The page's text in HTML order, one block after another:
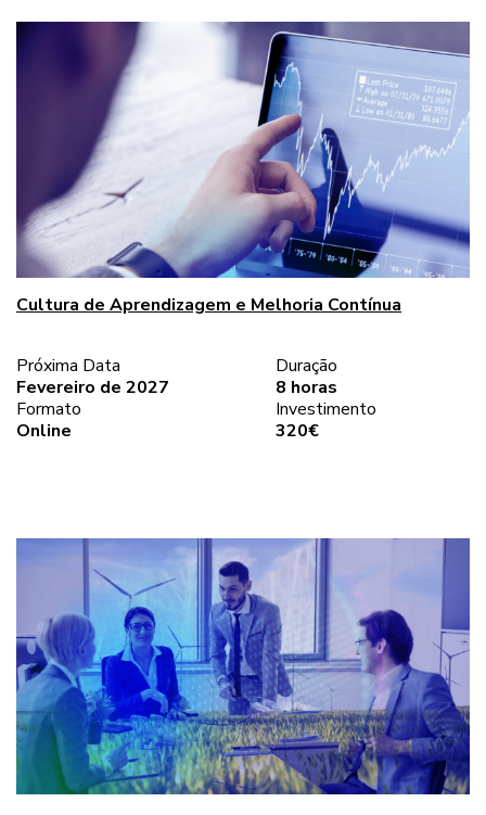
Cultura de Aprendizagem e Melhoria Contínua
Próxima Data
Fevereiro de 2027
Duração
8 horas
Formato
Online
Investimento
320€